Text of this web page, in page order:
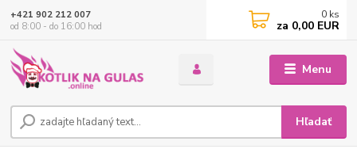
Menu
Hľadať
+421 902 212 007
od 8:00 - do 16:00 hod
0 ks
za 0,00 EUR